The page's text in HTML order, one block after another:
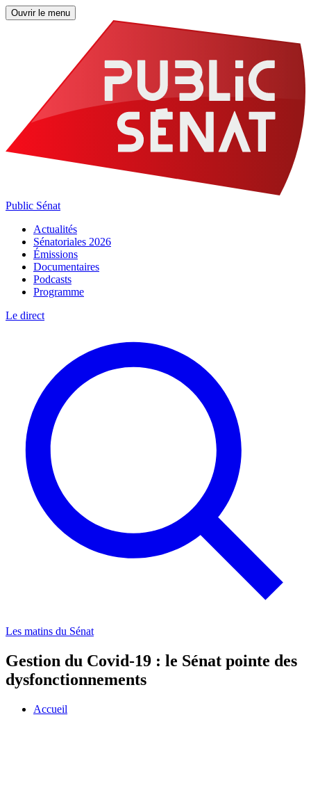
Ouvrir le menu
Public Sénat
Actualités
Sénatoriales 2026
Émissions
Documentaires
Podcasts
Programme
Le direct
Les matins du Sénat
Gestion du Covid-19 : le Sénat pointe des
dysfonctionnements
Accueil